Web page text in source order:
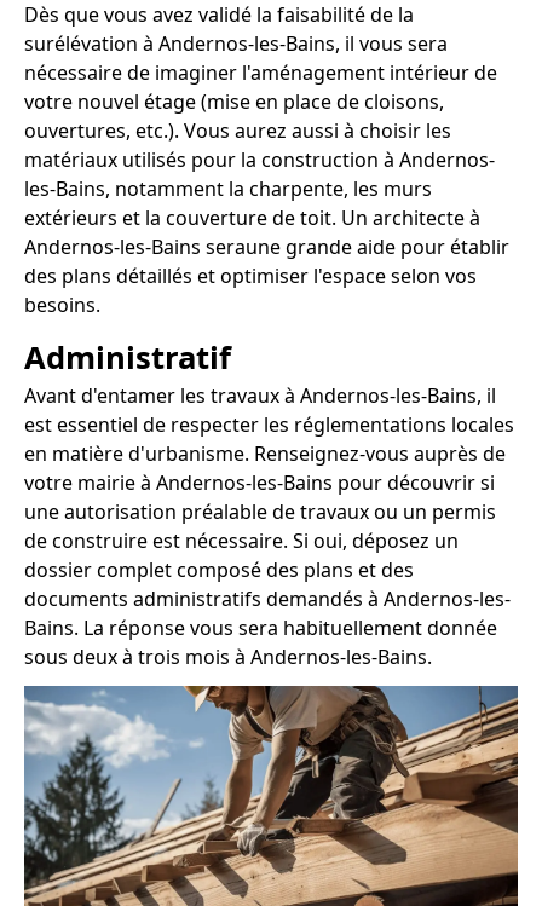
Dès que vous avez validé la faisabilité de la
surélévation à Andernos-les-Bains, il vous sera
nécessaire de imaginer l'aménagement intérieur de
votre nouvel étage (mise en place de cloisons,
ouvertures, etc.). Vous aurez aussi à choisir les
matériaux utilisés pour la construction à Andernos-
les-Bains, notamment la charpente, les murs
extérieurs et la couverture de toit. Un architecte à
Andernos-les-Bains seraune grande aide pour établir
des plans détaillés et optimiser l'espace selon vos
besoins.
Administratif
Avant d'entamer les travaux à Andernos-les-Bains, il
est essentiel de respecter les réglementations locales
en matière d'urbanisme. Renseignez-vous auprès de
votre mairie à Andernos-les-Bains pour découvrir si
une autorisation préalable de travaux ou un permis
de construire est nécessaire. Si oui, déposez un
dossier complet composé des plans et des
documents administratifs demandés à Andernos-les-
Bains. La réponse vous sera habituellement donnée
sous deux à trois mois à Andernos-les-Bains.